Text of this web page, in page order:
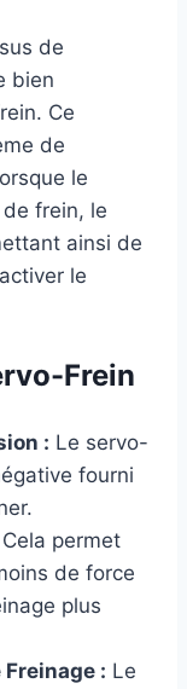
de
bien
Ce
de
le
frein, le
ainsi de
le
Frein
: Le servo-
fourni
Cela permet
de force
plus
: Le